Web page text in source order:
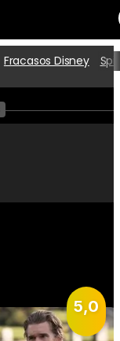
Películas
Fracasos Disney
5,0